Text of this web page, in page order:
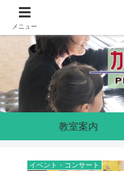
奈良
教室案内
イベント・コンサート
メニュー